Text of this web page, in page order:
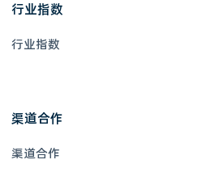
行业指数
行业指数
渠道合作
渠道合作